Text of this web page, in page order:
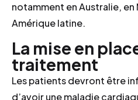
notamment en Australie,
Amérique latine.
La mise en
traitement
Les patients devront être
d’avoir une maladie